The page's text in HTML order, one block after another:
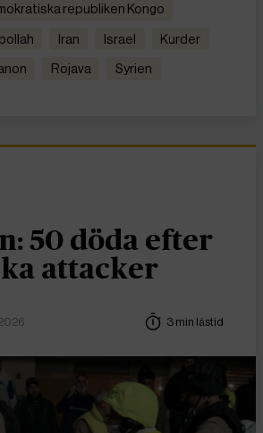
republiken Kongo
Iran Israel kurder
Rojava Syrien
50 döda efter
attacker
3 min lästid